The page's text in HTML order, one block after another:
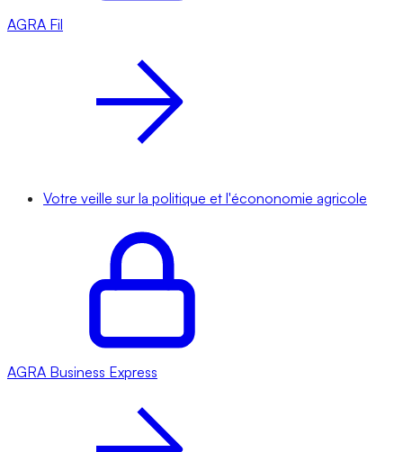
AGRA Fil
Votre veille sur la politique et l'écononomie agricole
AGRA Business Express